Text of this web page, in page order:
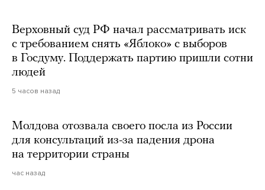
Верховный суд РФ начал рассматривать иск
с требованием снять «Яблоко» с выборов
в Госдуму. Поддержать партию пришли сотни
людей
5 часов назад
Молдова отозвала своего посла из России
для консультаций из-за падения дрона
на территории страны
час назад